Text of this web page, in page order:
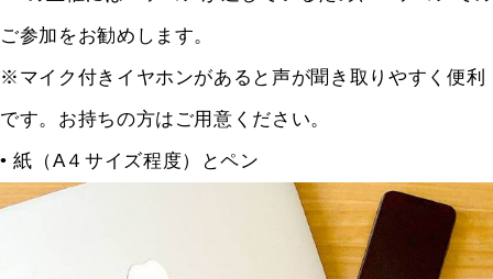
ご参加をお勧めします。
※マイク付きイヤホンがあると声が聞き取りやすく便利
です。お持ちの方はご用意ください。
• 紙（A４サイズ程度）とペン